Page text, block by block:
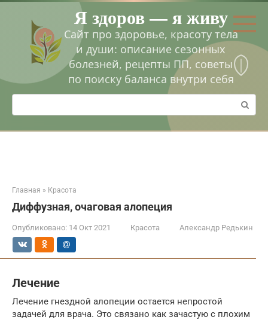
Перейти
контенту
Я здоров — я живу
Сайт про здоровье, красоту тела
и души: описание сезонных
болезней, рецепты ПП, советы
по поиску баланса внутри себя
Поиск:
Главная » Красота
Диффузная, очаговая алопеция
Опубликовано: 14 Окт 2021 Красота Александр Редькин
Лечение
Лечение гнездной алопеции остается непростой
задачей для врача. Это связано как зачастую с плохим